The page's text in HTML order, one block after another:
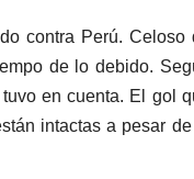
contra Perú. Celoso
de lo debido.
en cuenta. El gol
intactas a pesar